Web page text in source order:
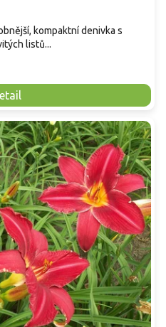
kompaktní denivka s
listů...